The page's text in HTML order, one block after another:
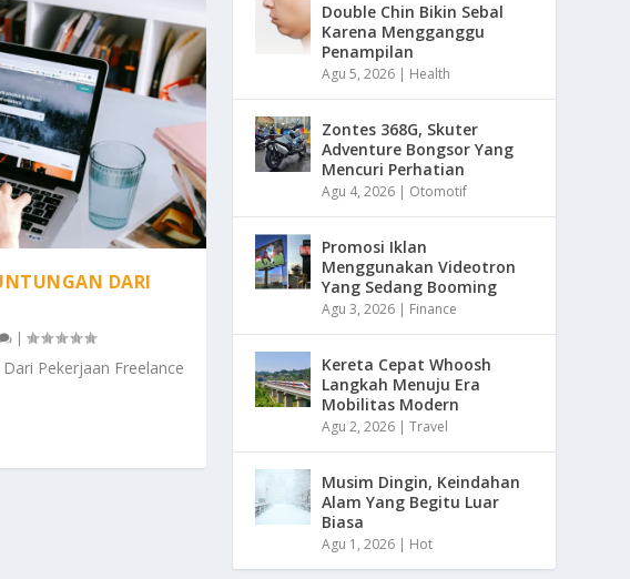
DARI
|
Pekerjaan Freelance
Double Chin Bikin Sebal
Karena Mengganggu
Penampilan
Agu 5, 2026 | Health
Zontes 368G, Skuter
Adventure Bongsor Yang
Mencuri Perhatian
Agu 4, 2026 | Otomotif
Promosi Iklan
Menggunakan Videotron
Yang Sedang Booming
Agu 3, 2026 | Finance
Kereta Cepat Whoosh
Langkah Menuju Era
Mobilitas Modern
Agu 2, 2026 |Travel
Musim Dingin, Keindahan
Alam Yang Begitu Luar
Biasa
Agu 1, 2026 | Hot